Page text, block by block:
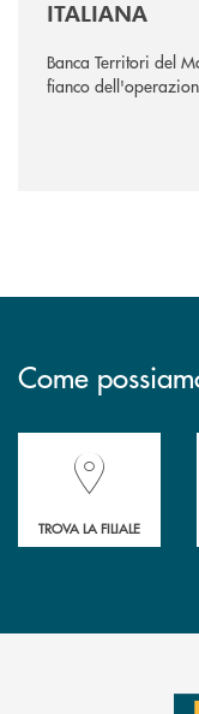
ITALIANA
Banca Territori del
fianco
Come
Accedi all' elenco
TROVA LA FILIALE